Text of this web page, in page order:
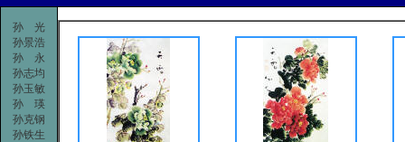
孙 光
孙景浩
孙 永
孙志均
孙玉敏
孙 瑛
孙克钢
孙铁生